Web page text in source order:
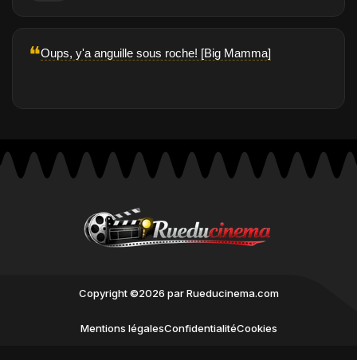
❝Oups, y'a anguille sous roche! [Big Mamma]
Copyright ©2026 par Rueducinema.com
Mentions légalesConfidentialitéCookies